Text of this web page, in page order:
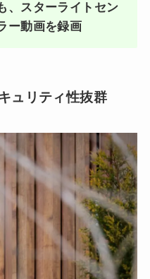
、スターライトセン
ー動画を録画
ュリティ性抜群